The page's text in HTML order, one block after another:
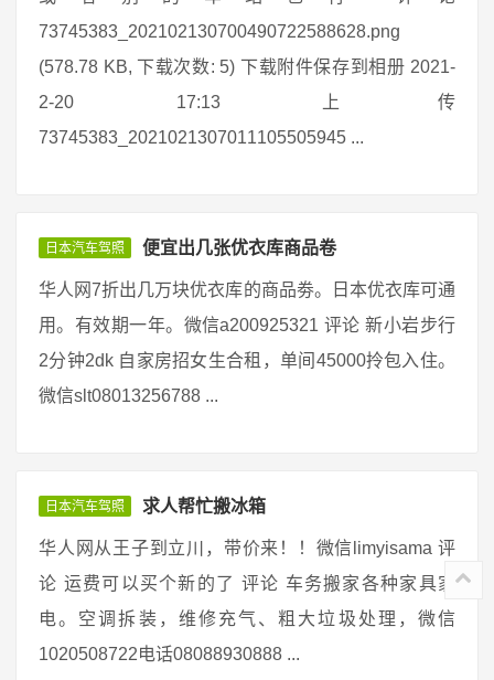
73745383_202102130700490722588628.png
(578.78 KB, 下载次数: 5) 下载附件保存到相册 2021-
2-20 17:13 上传
73745383_2021021307011105505945 ...
日本汽车驾照 便宜出几张优衣库商品卷
华人网7折出几万块优衣库的商品劵。日本优衣库可通
用。有效期一年。微信a200925321 评论 新小岩步行
2分钟2dk 自家房招女生合租，单间45000拎包入住。
微信slt08013256788 ...
日本汽车驾照 求人帮忙搬冰箱
华人网从王子到立川，带价来！！微信limyisama 评
论 运费可以买个新的了 评论 车务搬家各种家具家
电。空调拆装，维修充气、粗大垃圾处理，微信
1020508722电话08088930888 ...